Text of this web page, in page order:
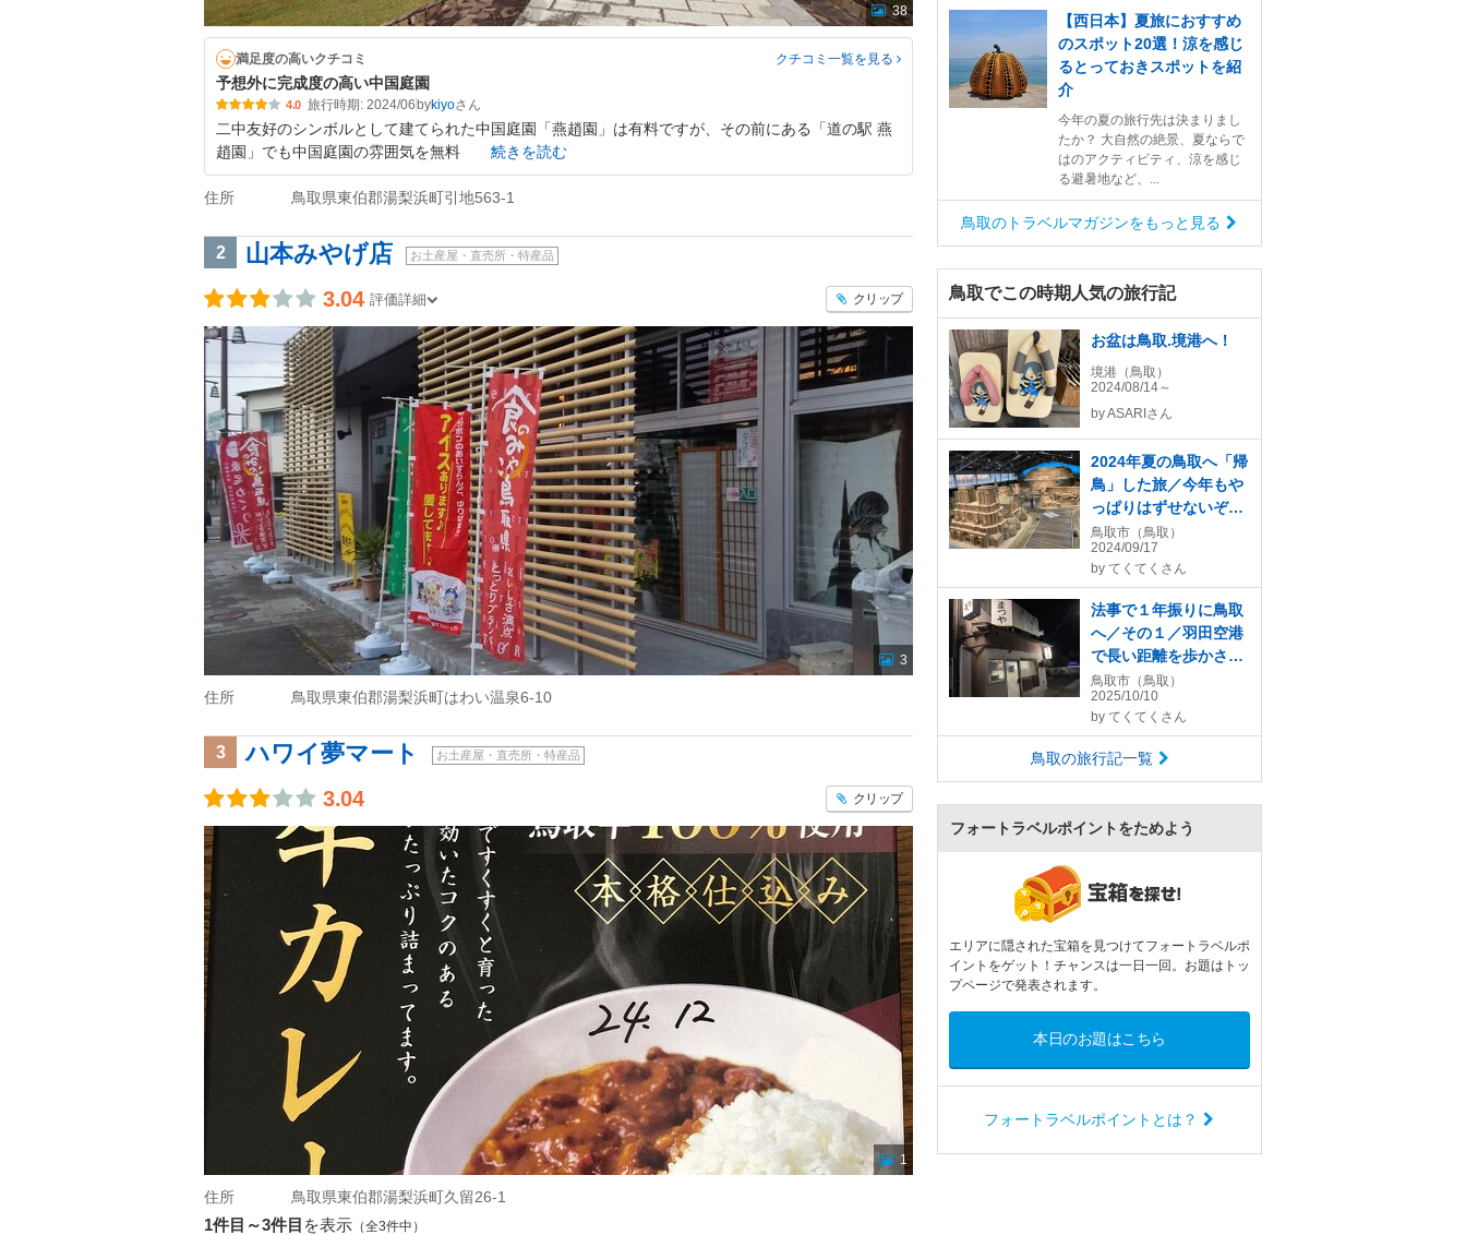
38
満足度の高いクチコミ クチコミ一覧を見る
予想外に完成度の高い中国庭園
4.0 旅行時期: 2024/06 bykiyo
二中友好のシンボルとして建てられた中国庭園「燕趙園」は有料ですが、その前にある「道の駅 燕
趙園」でも中国庭園の雰囲気を無料
続きを読む
住所 鳥取県東伯郡湯梨浜町引地563-1
2 山本みやげ店 お土産屋・直売所・特産品
3.04 評価詳細 クリップ
3
住所 鳥取県東伯郡湯梨浜町はわい温泉6-10
3 ハワイ夢マート お土産屋・直売所・特産品
3.04 クリップ
1
住所 鳥取県東伯郡湯梨浜町久留26-1
1件目～3件目 を表示 （全3件中）
【西日本】夏旅におすすめ
のスポット20選！涼を感じ
るとっておきスポットを紹
介
今年の夏の旅行先は決まりまし
たか？ 大自然の絶景、夏ならで
はのアクティビティ、涼を感じ
る避暑地など、...
鳥取のトラベルマガジンをもっと見る
鳥取でこの時期人気の旅行記
お盆は鳥取.境港へ！
境港（鳥取）
2024/08/14～
byASARIさん
2024年夏の鳥取へ「帰
鳥」した旅／今年もや
っぱりはずせないぞ！
鳥取砂丘前の砂の美術
館「砂で世界旅行・フ
ランス編」へ
鳥取市（鳥取）
2024/09/17
by てくてくさん
法事で１年振りに鳥取
へ／その１／羽田空港
で長い距離を歩かされ
て乗機し、帰鳥後に
「まつやホルモン店」
でホルモン焼きそばを
堪能
鳥取市（鳥取）
2025/10/10
by てくてくさん
鳥取の旅行記一覧
フォートラベルポイントをためよう
エリアに隠された宝箱を見つけてフォートラベルポ
イントをゲット！チャンスは一日一回。お題はトッ
プページで発表されます。
本日のお題はこちら
フォートラベルポイントとは？